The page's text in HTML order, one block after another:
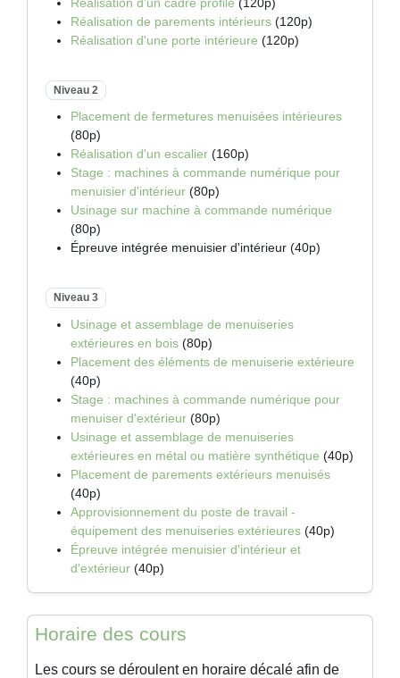
Réalisation de parements intérieurs (120p)
Réalisation d'une porte intérieure (120p)
Niveau 2
Placement de fermetures menuisées intérieures
(80p)
Réalisation d'un escalier (160p)
Stage : machines à commande numérique pour
menuisier d'intérieur (80p)
Usinage sur machine à commande numérique
(80p)
Épreuve intégrée menuisier d'intérieur (40p)
Niveau 3
Usinage et assemblage de menuiseries
extérieures en bois (80p)
Placement des éléments de menuiserie extérieure
(40p)
Stage : machines à commande numérique pour
menuiser d'extérieur (80p)
Usinage et assemblage de menuiseries
extérieures en métal ou matière synthétique (40p)
Placement de parements extérieurs menuisés
(40p)
Approvisionnement du poste de travail -
équipement des menuiseries extérieures (40p)
Épreuve intégrée menuisier d'intérieur et
d'extérieur (40p)
Horaire des cours
Les cours se déroulent en horaire décalé afin de